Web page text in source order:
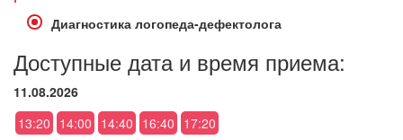
Диагностика логопеда-дефектолога
Доступные дата и время приема:
11.08.2026
13:20 14:00 14:40 16:40 17:20